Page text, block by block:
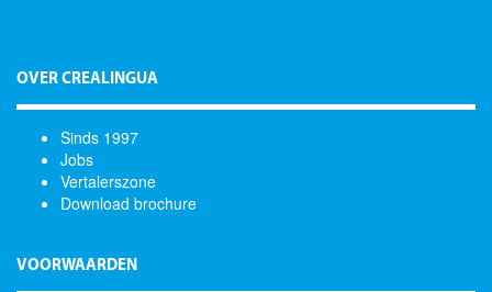
OVER CREALINGUA
Sinds 1997
Jobs
Vertalerszone
Download brochure
VOORWAARDEN